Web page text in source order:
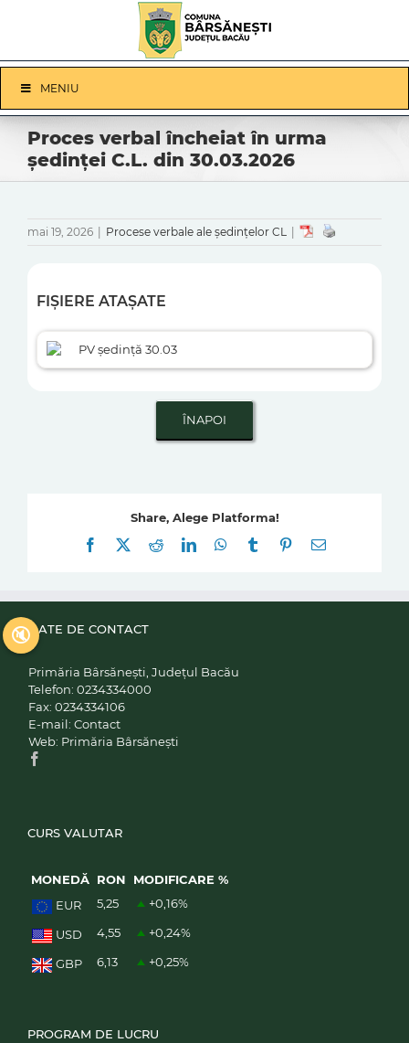
Navigation
MENIU
Proces verbal încheiat în urma
ședinței C.L. din 30.03.2026
mai 19, 2026 Procese verbale ale ședințelor CL
FIȘIERE ATAȘATE
PV ședință 30.03
Share, Alege Platforma!
Facebook
RedditLinkedInWhatsApp
Tumblr Pinterest
E-
DATE DE CONTACT
Primăria Bârsănești, Județul Bacău
Telefon: 0234334000
Fax: 0234334106
E-mail: Contact
Web: Primăria Bârsănești
CURS VALUTAR
MONEDĂ RON
MODIFICARE %
EUR
5,25 +0,16%
USD 4,55 +0,24%
GBP 6,13 +0,25%
PROGRAM DE LUCRU
🔇